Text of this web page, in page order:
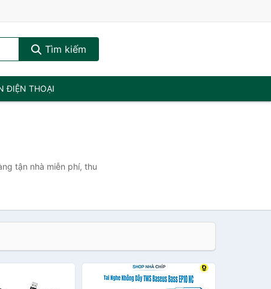
Tìm kiếm
ĐIỆN THOẠI
tận nhà miễn phí, thu